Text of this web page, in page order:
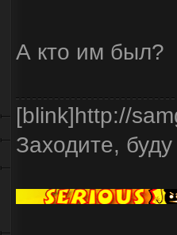
А кто им был?
[blink]http://
Заходите,